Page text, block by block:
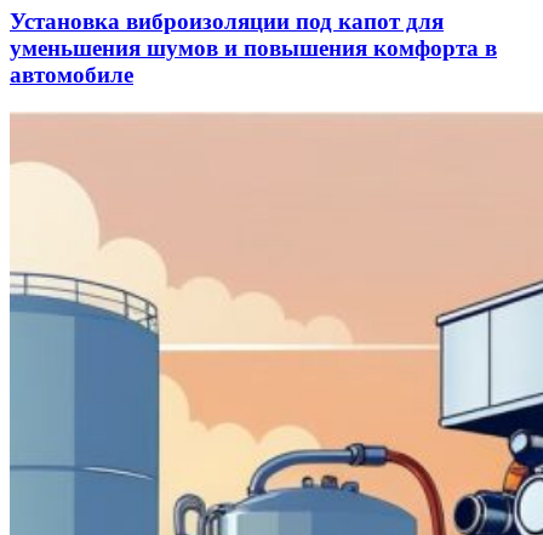
Установка виброизоляции под капот для
уменьшения шумов и повышения комфорта в
автомобиле